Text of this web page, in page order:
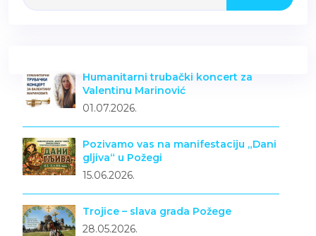
Humanitarni trubački koncert za
Valentinu Marinović
01.07.2026.
Pozivamo vas na manifestaciju „Dani
gljiva“ u Požegi
15.06.2026.
Trojice – slava grada Požege
28.05.2026.